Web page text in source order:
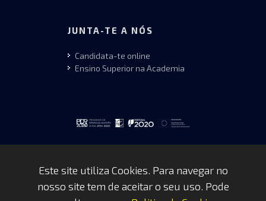
JUNTA-TE A NÓS
Candidata-te online
Ensino Superior na Academia
Copyrights © 2026 by FAP - DCSI -
Este site utiliza Cookies. Para navegar no
nosso site tem de aceitar o seu uso. Pode